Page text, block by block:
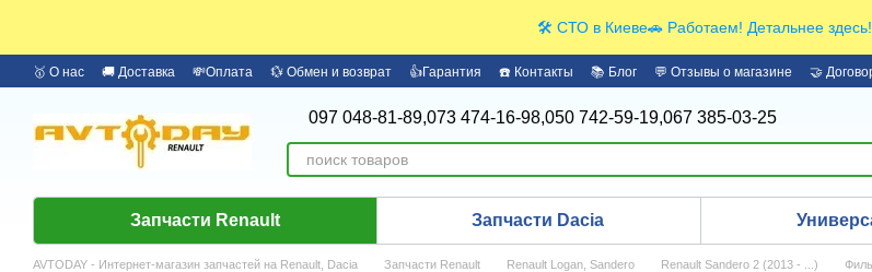
🛠️ СТО в Киеве🚗 Работаем! Детальнее
🥇 О нас 🚚 Доставка 💸Оплата 💱 Обмен и возврат 👍Гарантия ☎️ Контакты 📚 Блог 💬 Отзывы о магазине
🤝
097 048-81-89,073 474-16-98,050 742-59-19,067 385-03-25
Запчасти Renault Запчасти Dacia
AVTODAY - Интернет-магазин запчастей на Renault, Dacia Запчасти Renault Renault Logan, Sandero Renault Sandero 2 (2013 - ...)